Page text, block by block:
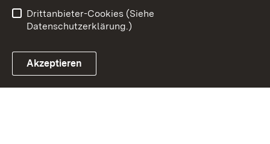
Drittanbieter-Cookies (Siehe
Datenschutzerklärung.)
Akzeptieren